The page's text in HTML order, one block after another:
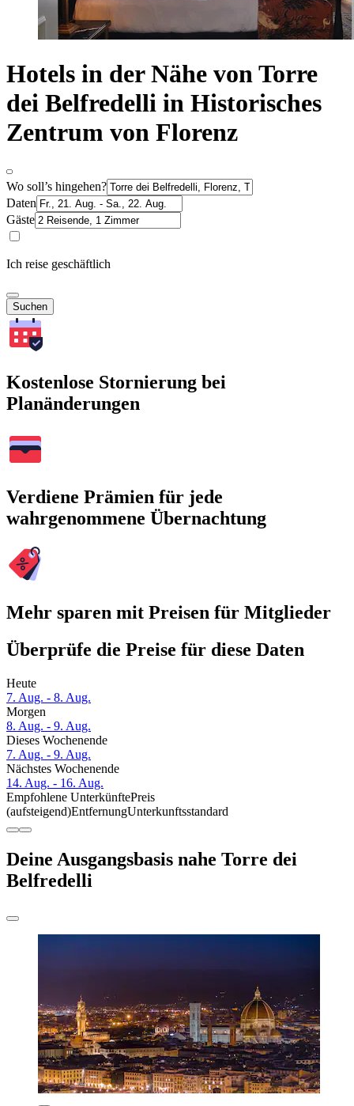
Hotels in der Nähe von Torre
dei Belfredelli in Historisches
Zentrum von Florenz
Wo soll’s hingehen?
Daten
Gäste
Ich reise geschäftlich
Suchen
Kostenlose Stornierung bei
Planänderungen
Verdiene Prämien für jede
wahrgenommene Übernachtung
Mehr sparen mit Preisen für Mitglieder
Überprüfe die Preise für diese Daten
Heute
7. Aug. - 8. Aug.
Morgen
8. Aug. - 9. Aug.
Dieses Wochenende
7. Aug. - 9. Aug.
Nächstes Wochenende
14. Aug. - 16. Aug.
Empfohlene UnterkünftePreis
(aufsteigend)EntfernungUnterkunftsstandard
Deine Ausgangsbasis nahe Torre dei
Belfredelli